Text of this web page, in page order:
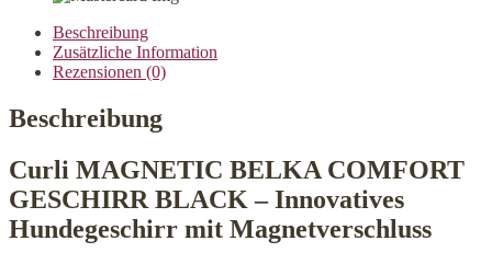
Beschreibung
Zusätzliche Information
Rezensionen (0)
Beschreibung
Curli MAGNETIC BELKA COMFORT
GESCHIRR BLACK – Innovatives
Hundegeschirr mit Magnetverschluss